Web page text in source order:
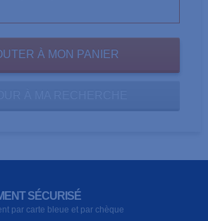
SÉCURISÉ
par carte bleue et par chèque